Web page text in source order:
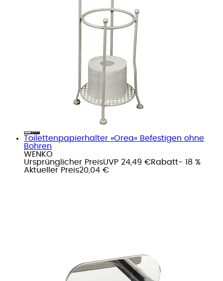
Toilettenpapierhalter »Orea« Befestigen ohne
Bohren
WENKO
Ursprünglicher PreisUVP 24,49 €Rabatt- 18 %
Aktueller Preis20,04 €